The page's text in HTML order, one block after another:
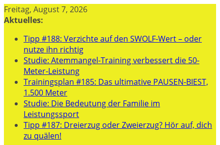
Zum
Inhalt
Freitag, August 7, 2026
Aktuelles:
Tipp #188: Verzichte auf den SWOLF-Wert – oder
nutze ihn richtig
Studie: Atemmangel-Training verbessert die 50-
Meter-Leistung
Trainingsplan #185: Das ultimative PAUSEN-BIEST,
1.500 Meter
Studie: Die Bedeutung der Familie im
Leistungssport
Tipp #187: Dreierzug oder Zweierzug? Hör auf, dich
zu quälen!